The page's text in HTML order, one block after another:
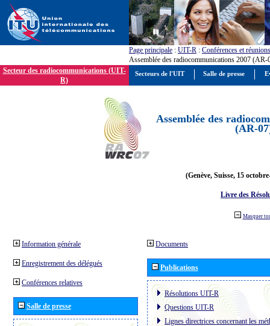
Page principale : UIT-R : Conférences et réunions
Assemblée des radiocommunications 2007 (AR-
Secteur des radiocommunications (UIT-
R)
Assemblée des
(AR-
(Genève, Suisse, 15
Livre des
Masquer
Information générale
Enregistrement des délégués
Conférences relatives
Salle de presse
Documents
Publications
Résolutions UIT-R
Questions UIT-R
Lignes directrices concernant les
Secteurs de l'UIT Salle de presse